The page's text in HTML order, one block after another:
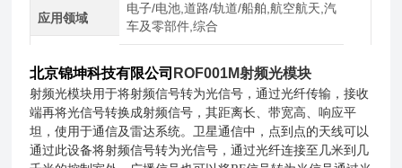
应用领域
电子/电池,道路/轨道/船舶,航空航天,汽
车及零部件,综合
北京锦坤科技有限公司 ROF001M射频光模块
射频光模块用于将射频信号转为光信号，通过光纤传输，接收
端再将光信号转换成射频信号，其距离长、带宽高、响应平
坦，使用于通信及雷达系统。卫星通信中，点到点的天线可以
通过此设备将射频信号转为光信号，通过光纤连接至几米到几